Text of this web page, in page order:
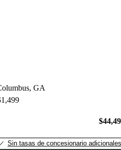
GA
Sin tasas de concesionario adicionales